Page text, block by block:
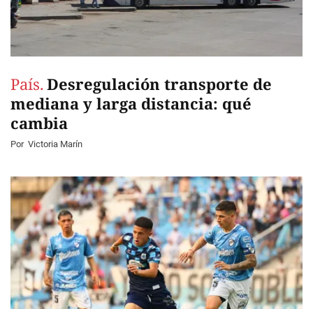
País. Desregulación transporte de
mediana y larga distancia: qué
cambia
Por Victoria Marín